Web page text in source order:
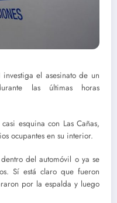
el asesinato de un
las últimas horas
esquina con Las Cañas,
ocupantes en su interior.
del automóvil o ya se
Sí está claro que fueron
por la espalda y luego